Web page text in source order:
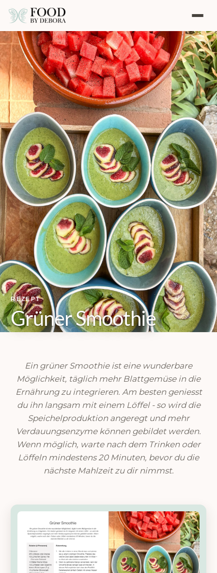
CATERING
KOCHBUCH
WORKSHOPS
BERATUNG
SHOP
DEUTSCH 🇩🇪 · ENGLISH 🇬🇧
REZEPT
Grüner Smoothie
Ein grüner Smoothie ist eine wunderbare
Möglichkeit, täglich mehr Blattgemüse in die
Ernährung zu integrieren. Am besten geniesst
du ihn langsam mit einem Löffel - so wird die
Speichelproduktion angeregt und mehr
Verdauungsenzyme können gebildet werden.
Wenn möglich, warte nach dem Trinken oder
Löffeln mindestens 20 Minuten, bevor du die
nächste Mahlzeit zu dir nimmst.